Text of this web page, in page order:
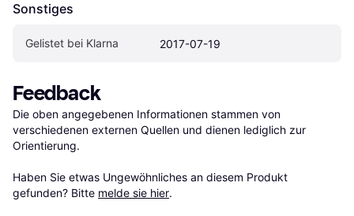
Sonstiges
Gelistet bei Klarna 2017-07-19
Feedback
Die oben angegebenen Informationen stammen von
verschiedenen externen Quellen und dienen lediglich zur
Orientierung.
Haben Sie etwas Ungewöhnliches an diesem Produkt
gefunden? Bitte melde sie hier.